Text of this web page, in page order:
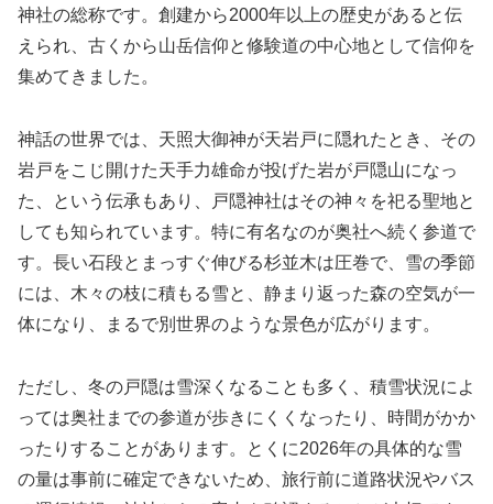
神社の総称です。創建から2000年以上の歴史があると伝
えられ、古くから山岳信仰と修験道の中心地として信仰を
集めてきました。
神話の世界では、天照大御神が天岩戸に隠れたとき、その
岩戸をこじ開けた天手力雄命が投げた岩が戸隠山になっ
た、という伝承もあり、戸隠神社はその神々を祀る聖地と
しても知られています。特に有名なのが奥社へ続く参道で
す。長い石段とまっすぐ伸びる杉並木は圧巻で、雪の季節
には、木々の枝に積もる雪と、静まり返った森の空気が一
体になり、まるで別世界のような景色が広がります。
ただし、冬の戸隠は雪深くなることも多く、積雪状況によ
っては奥社までの参道が歩きにくくなったり、時間がかか
ったりすることがあります。とくに2026年の具体的な雪
の量は事前に確定できないため、旅行前に道路状況やバス